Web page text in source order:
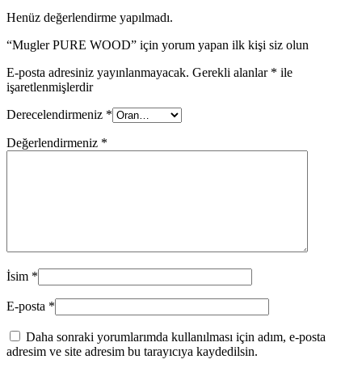
Henüz değerlendirme yapılmadı.
“Mugler PURE WOOD” için yorum yapan ilk kişi siz olun
E-posta adresiniz yayınlanmayacak. Gerekli alanlar * ile
işaretlenmişlerdir
Derecelendirmeniz *
Değerlendirmeniz *
İsim *
E-posta *
Daha sonraki yorumlarımda kullanılması için adım, e-posta
adresim ve site adresim bu tarayıcıya kaydedilsin.